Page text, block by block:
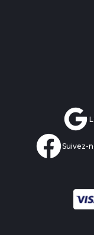
Suivez-